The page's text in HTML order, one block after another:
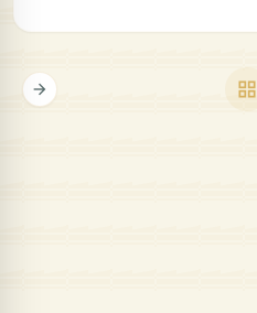
grid_view
arrow_forward